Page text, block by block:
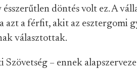
döntés volt ez. A
azt a férfit, akit az esztergomi
választottak.
Szövetség – ennek